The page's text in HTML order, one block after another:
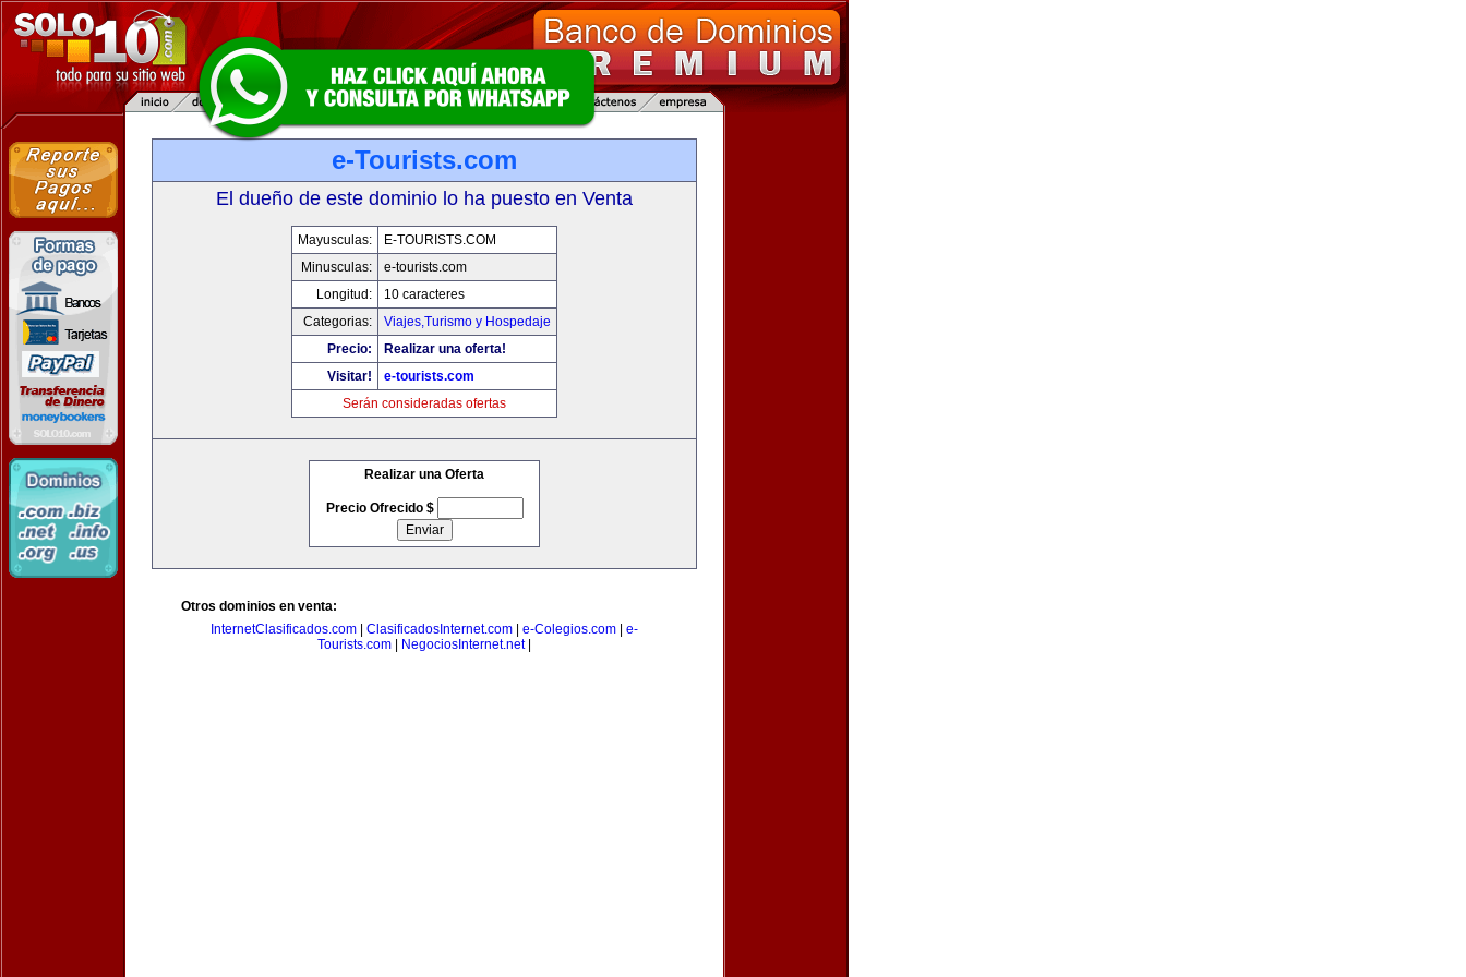
e-Tourists.com
El dueño de este dominio lo ha puesto en Venta
Mayusculas:
E-TOURISTS.COM
Minusculas:
e-tourists.com
Longitud:
10 caracteres
Categorias:
Viajes,Turismo y Hospedaje
Precio:
Realizar una oferta!
Visitar!
e-tourists.com
Serán consideradas ofertas
Realizar una Oferta
Precio Ofrecido $
Otros dominios en venta:
InternetClasificados.com
ClasificadosInternet.com e-Colegios.com
e-
Tourists.com
NegociosInternet.net|